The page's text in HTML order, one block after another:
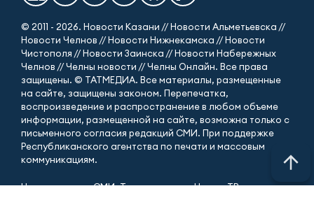
© 2011 - 2026. Новости Казани // Новости Альметьевска //
Новости Челнов // Новости Нижнекамска // Новости
Чистополя // Новости Заинска // Новости Набережных
Челнов // Челны новости // Челны Онлайн. Все права
защищены. © ТАТМЕДИА. Все материалы, размещенные
на сайте, защищены законом. Перепечатка,
воспроизведение и распространение в любом объеме
информации, размещенной на сайте, возможна только с
письменного согласия редакций СМИ. При поддержке
Республиканского агентства по печати и массовым
коммуникациям.
Наименование СМИ: Телекомпания «Чаллы-ТВ»